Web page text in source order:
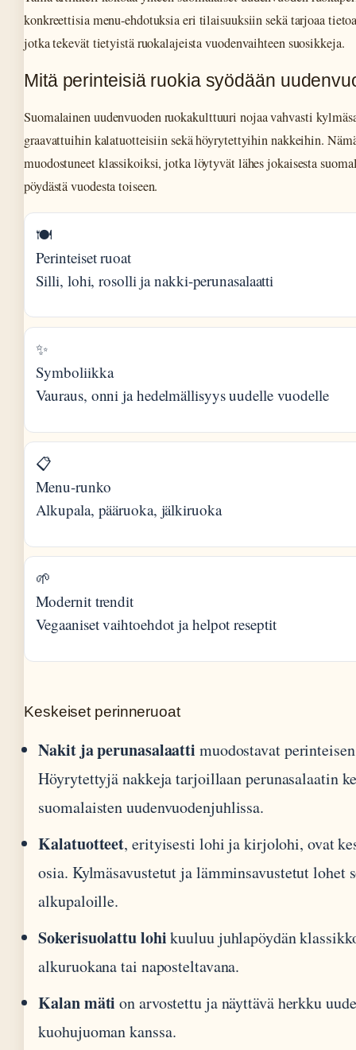
konkreettisia menu-ehdotuksia eri tilaisuuksiin sekä tarjoaa
jotka tekevät tietyistä ruokalajeista vuodenvaihteen suosikkeja.
Mitä perinteisiä ruokia syödään
Suomalainen uudenvuoden ruokakulttuuri nojaa vahvasti
graavattuihin kalatuotteisiin sekä höyrytettyihin nakkeihin.
muodostuneet klassikoiksi, jotka löytyvät lähes jokaisesta
pöydästä vuodesta toiseen.
🍽️
Perinteiset ruoat
Silli, lohi, rosolli ja nakki-perunasalaatti
✨
Symboliikka
Vauraus, onni ja hedelmällisyys uudelle vuodelle
📋
Menu-runko
Alkupala, pääruoka, jälkiruoka
🌱
Modernit trendit
Vegaaniset vaihtoehdot ja helpot reseptit
Keskeiset perinneruoat
Nakit ja perunasalaatti muodostavat
Höyrytettyjä nakkeja tarjoillaan perunasalaatin
suomalaisten uudenvuodenjuhlissa.
Kalatuotteet, erityisesti lohi ja kirjolohi, ovat
osia. Kylmäsavustetut ja lämminsavustetut
alkupaloille.
Sokerisuolattu lohikuuluu juhlapöydän
alkuruokana tai naposteltavana.
Kalan mäti on arvostettu ja näyttävä herkku
kuohujuoman kanssa.